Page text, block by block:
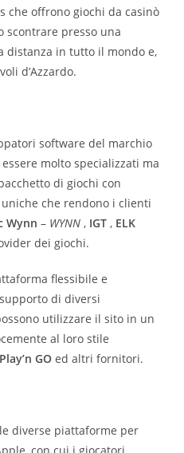
che offrono giochi da casinò
scontrare presso una
distanza in tutto il mondo e,
d’Azzardo.
software del marchio
molto specializzati ma
di giochi con
che rendono i clienti
Wynn– WYNN, IGT, ELK
dei giochi.
flessibile e
di diversi
utilizzare il sito in un
al loro stile
Play’n GOed altri fornitori.
diverse piattaforme per